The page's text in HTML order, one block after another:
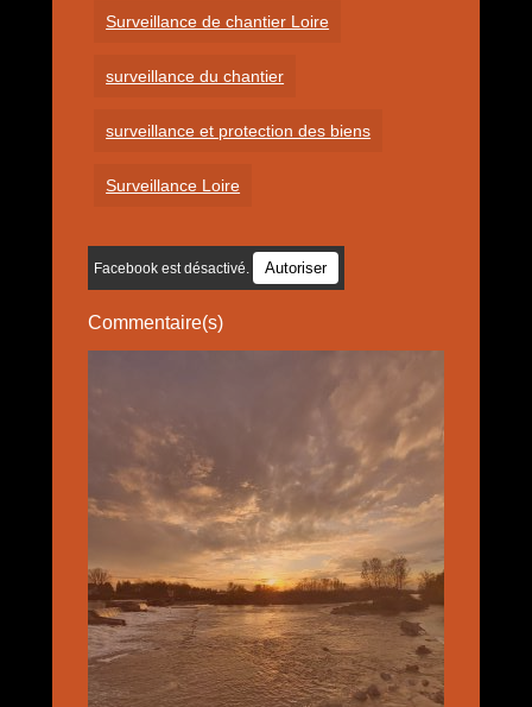
Surveillance de chantier Loire
surveillance du chantier
surveillance et protection des biens
Surveillance Loire
Facebook est désactivé. Autoriser
Commentaire(s)